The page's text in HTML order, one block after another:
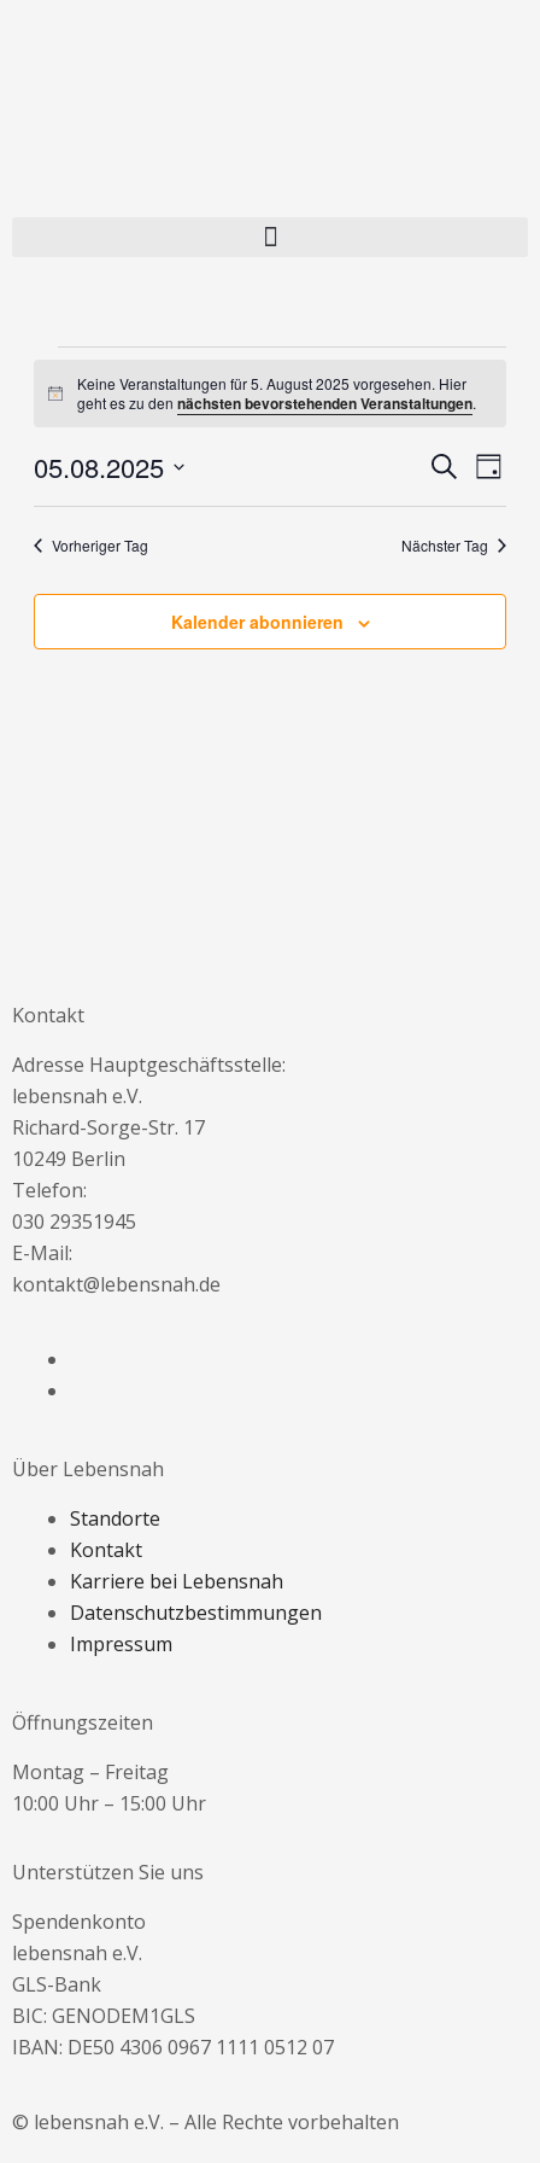
Veranstaltungen
für
August
2025
Hinweis
Keine Veranstaltungen für 5. August 2025 vorgesehen. Hier
geht es zu den nächsten bevorstehenden Veranstaltungen.
SucheTag
05.08.2025
Datum
wählen.
Vorheriger Tag Nächster Tag
Kalender abonnieren
Kontakt
Adresse Hauptgeschäftsstelle:
lebensnah e.V.
Richard-Sorge-Str. 17
10249 Berlin
Telefon:
030 29351945
E-Mail:
kontakt@lebensnah.de
Über Lebensnah
Standorte
Kontakt
Karriere bei Lebensnah
Datenschutzbestimmungen
Impressum
Öffnungszeiten
Montag – Freitag
10:00 Uhr – 15:00 Uhr
Unterstützen Sie uns
Spendenkonto
lebensnah e.V.
GLS-Bank
BIC: GENODEM1GLS
IBAN: DE50 4306 0967 1111 0512 07
© lebensnah e.V. – Alle Rechte vorbehalten